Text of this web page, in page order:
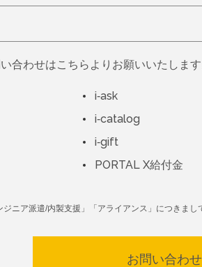
合わせはこちらよりお願いいたします
i-ask
i-catalog
i-gift
PORTAL X給付金
ニア派遣/内製支援」「アライアンス」につきまし
お問い合わ